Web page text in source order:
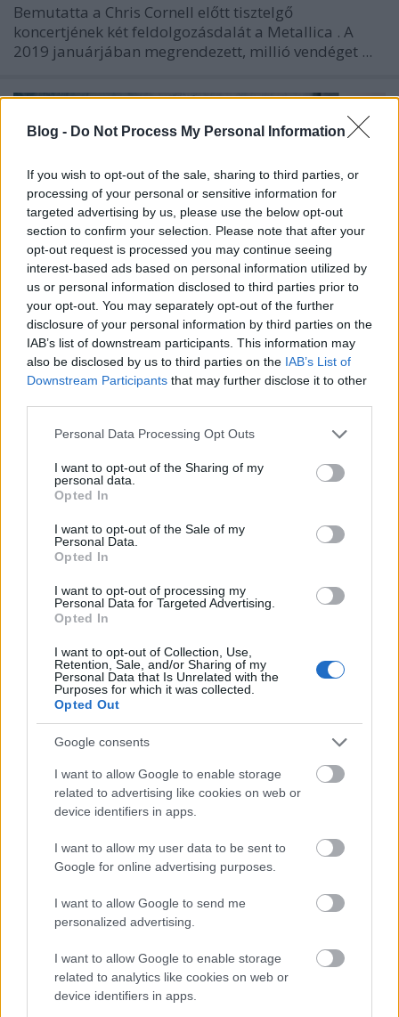
Blog - Do Not Process My Personal Information
If you wish to opt-out of the sale, sharing to third parties, or
processing of your personal or sensitive information for
targeted advertising by us, please use the below opt-out
section to confirm your selection. Please note that after your
opt-out request is processed you may continue seeing
interest-based ads based on personal information utilized by
us or personal information disclosed to third parties prior to
your opt-out. You may separately opt-out of the further
disclosure of your personal information by third parties on the
IAB’s list of downstream participants. This information may
also be disclosed by us to third parties on the IAB’s List of
Downstream Participants that may further disclose it to other
Please note that this website/app uses one or more Google
not limited to your visit or usage behaviour. You may click to
grant or deny consent to Google and its third-party tags to
use your data for below specified purposes in below Google
consent section.
Personal Data Processing Opt Outs
I want to opt-out of the Sharing of my
personal data.
Opted In
I want to opt-out of the Sale of my
Personal Data.
Opted In
I want to opt-out of processing my
Personal Data for Targeted Advertising.
Opted In
I want to opt-out of Collection, Use,
Retention, Sale, and/or Sharing of my
Personal Data that Is Unrelated with the
Purposes for which it was collected.
Opted Out
Google consents
I want to allow Google to enable storage
related to advertising like cookies on web or
device identifiers in apps.
I want to allow my user data to be sent to
Google for online advertising purposes.
I want to allow Google to send me
personalized advertising.
I want to allow Google to enable storage
related to analytics like cookies on web or
device identifiers in apps.
Bemutatta a Chris Cornell előtt tisztelgő
koncertjének két feldolgozásdalát a Metallica . A
2019 januárjában megrendezett, millió vendéget ...
Vicky Cornell újra perre megy a
Soundgarden tagjaival
Újra beindul a balhé a
Chris Cornellözvegye,
között. A
legújabb történetben az özvegy azért pereli ...